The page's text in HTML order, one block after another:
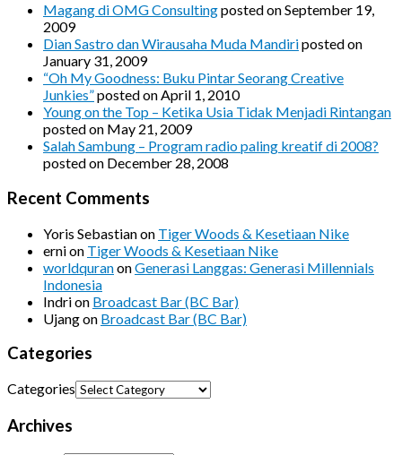
Magang di OMG Consultingposted on September 19,
2009
Dian Sastro dan Wirausaha Muda Mandiriposted on
January 31, 2009
“Oh My Goodness: Buku Pintar Seorang Creative
Junkies”posted on April 1, 2010
Young on the Top – Ketika Usia Tidak Menjadi Rintangan
posted on May 21, 2009
Salah Sambung – Program radio paling kreatif di 2008?
posted on December 28, 2008
Recent Comments
Yoris Sebastianon Tiger Woods & Kesetiaan Nike
ernion Tiger Woods & Kesetiaan Nike
worldquranonGenerasi Langgas: Generasi Millennials
Indonesia
Indrion Broadcast Bar (BC Bar)
Ujangon Broadcast Bar (BC Bar)
Categories
Categories
Archives